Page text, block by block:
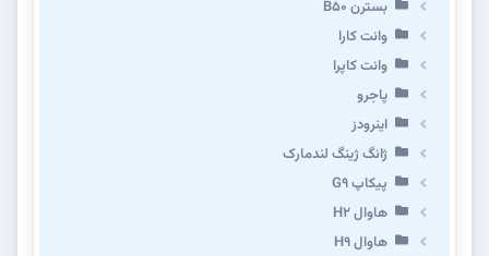
بسترن B۵۰
وانت کارا
وانت کاپرا
پاجرو
اینرودز
ژانگ ژینگ لندمارک
پیکاپ G۹
هاوال H۲
هاوال H۹